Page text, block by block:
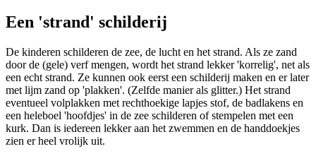
Een 'strand' schilderij
De kinderen schilderen de zee, de lucht en het strand. Als ze zand
door de (gele) verf mengen, wordt het strand lekker 'korrelig', net als
een echt strand. Ze kunnen ook eerst een schilderij maken en er later
met lijm zand op 'plakken'. (Zelfde manier als glitter.) Het strand
eventueel volplakken met rechthoekige lapjes stof, de badlakens en
een heleboel 'hoofdjes' in de zee schilderen of stempelen met een
kurk. Dan is iedereen lekker aan het zwemmen en de handdoekjes
zien er heel vrolijk uit.